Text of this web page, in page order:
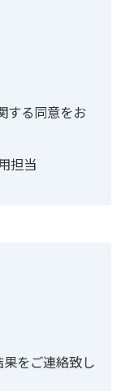
する同意をお
担当
をご連絡致し